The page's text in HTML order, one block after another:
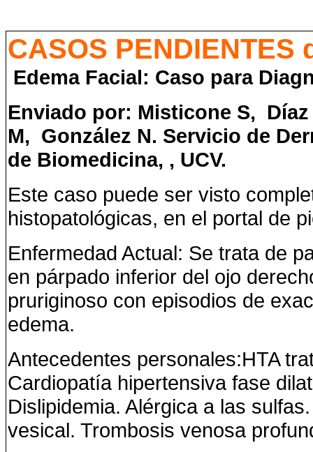
CASOS
Edema Facial: Caso para
Enviado por: Misticone S,
M, González N. Servicio de
de Biomedicina, , UCV.
Este caso puede ser visto
histopatológicas, en el portal de
Enfermedad Actual: Se trata de
en párpado inferior del ojo
pruriginoso con episodios de
edema.
Antecedentes personales:HTA
Cardiopatía hipertensiva fase
Dislipidemia. Alérgica a las
vesical. Trombosis venosa